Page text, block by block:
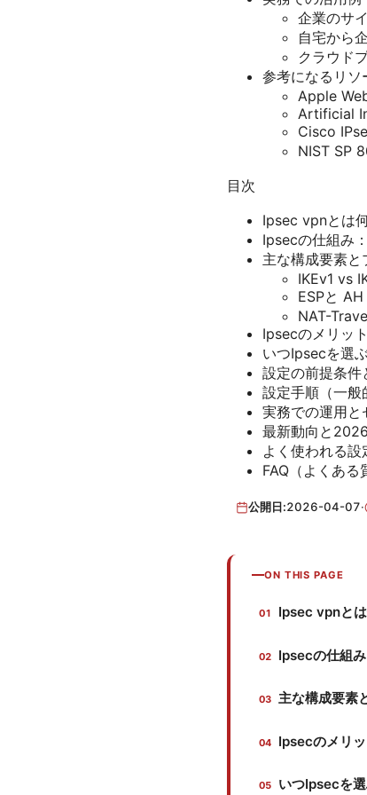
企業のサ
自宅から
クラウド
参考になるリソ
Apple
Artificial
Cisco
NIST SP
目次
Ipsec vpnとは
Ipsecの仕組み
主な構成要素と
IKEv1 vs
ESPと
NAT-
Ipsecのメリッ
いつIpsecを選
設定の前提条件
設定手順（一般
実務での運用と
最新動向と
よく使われる
FAQ（よくある
公開日:2026-04-07·
ON THIS PAGE
Ipsec vpnと
Ipsecの仕組
主な構成要素
Ipsecのメリ
いつIpsecを